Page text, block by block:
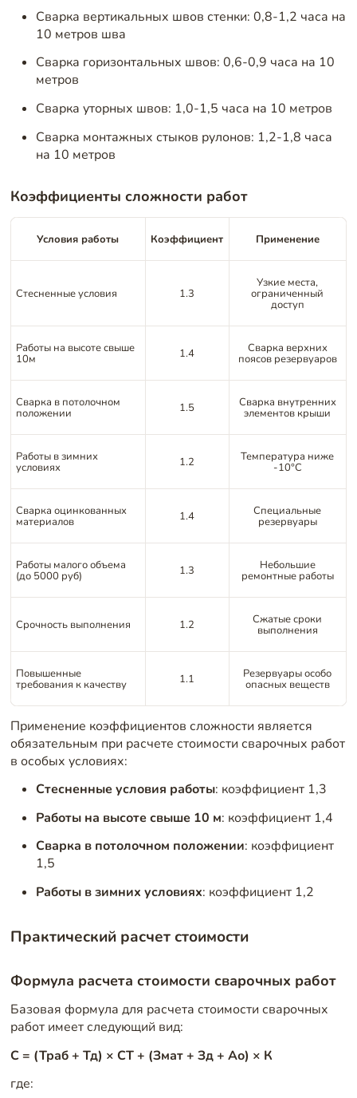
Сварка вертикальных швов стенки: 0,8-1,2 часа на
10 метров шва
Сварка горизонтальных швов: 0,6-0,9 часа на 10
метров
Сварка уторных швов: 1,0-1,5 часа на 10 метров
Сварка монтажных стыков рулонов: 1,2-1,8 часа
на 10 метров
Коэффициенты сложности работ
Условия работы Коэффициент Применение
Стесненные условия 1.3
Узкие места,
ограниченный
доступ
Работы на высоте свыше
10м 1.4 Сварка верхних
поясов резервуаров
Сварка в потолочном
положении 1.5 Сварка внутренних
элементов крыши
Работы в зимних
условиях 1.2 Температура ниже
-10°C
Сварка оцинкованных
материалов 1.4 Специальные
резервуары
Работы малого объема
(до 5000 руб) 1.3 Небольшие
ремонтные работы
Срочность выполнения 1.2 Сжатые сроки
выполнения
Повышенные
требования к качеству 1.1 Резервуары особо
опасных веществ
Применение коэффициентов сложности является
обязательным при расчете стоимости сварочных работ
в особых условиях:
Стесненные условия работы: коэффициент 1,3
Работы на высоте свыше 10 м: коэффициент 1,4
Сварка в потолочном положении: коэффициент
1,5
Работы в зимних условиях: коэффициент 1,2
Практический расчет стоимости
Формула расчета стоимости сварочных работ
Базовая формула для расчета стоимости сварочных
работ имеет следующий вид:
С = (Траб + Тд) × СТ + (Змат + Зд + Ао) × К
где: